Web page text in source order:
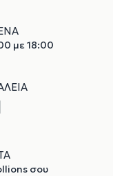
με 18:00
σου